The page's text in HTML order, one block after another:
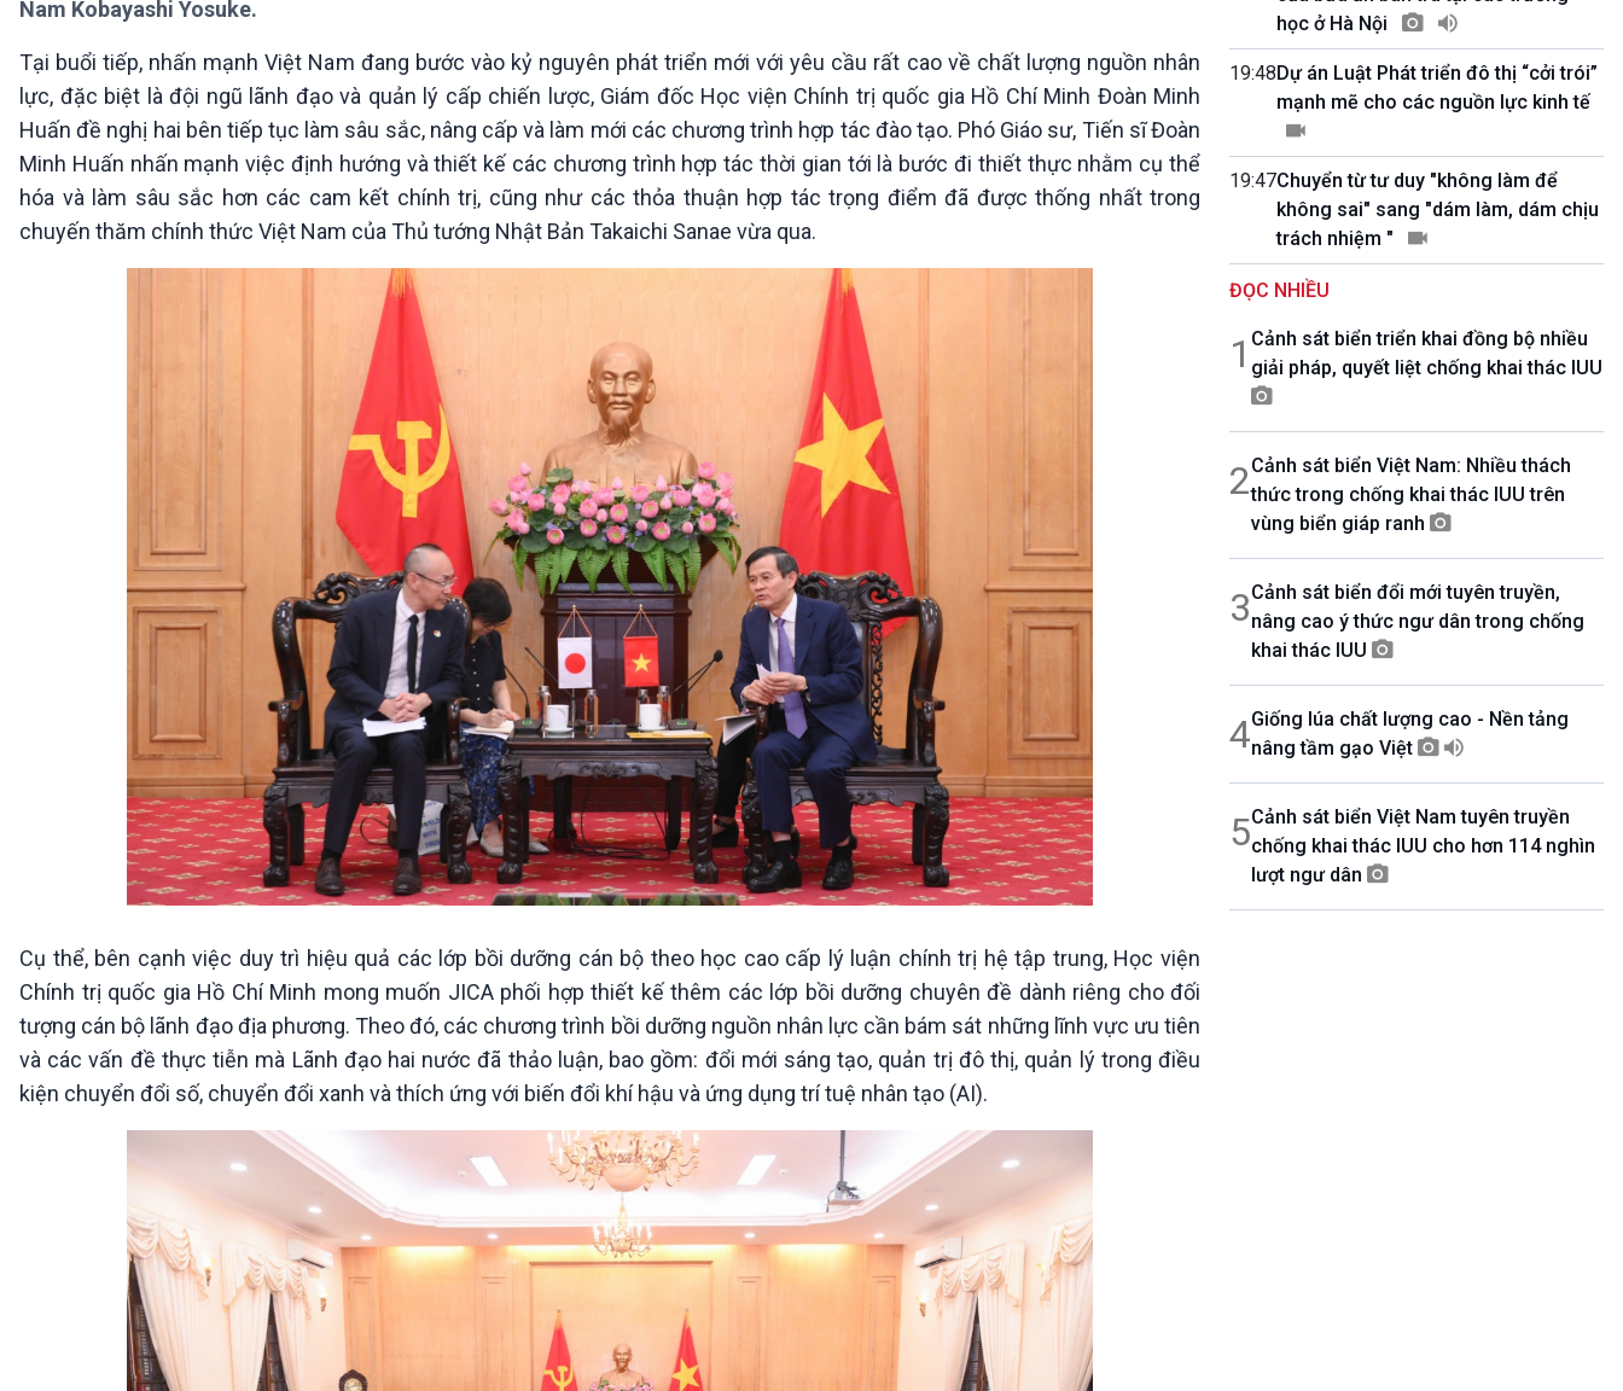
360 độ Sức khỏe
Tài nguyên và Môi trường
Chuyên gia của bạn
Xã hội chuyển động
Bước chân đến trường
khí hậu
E-Magazine
10 phút Sự kiện - Luận bàn
Câu chuyện thời sự
Dòng chảy sự kiện
Đối thoại
Chuyện đêm
VOV1 đặc biệt
Thanh âm ký sự
Chân dung cuộc sống
Nam Kobayashi Yosuke.
Tại buổi tiếp, nhấn mạnh Việt Nam đang bước vào kỷ nguyên phát triển mới với yêu cầu rất cao về chất lượng nguồn nhân
lực, đặc biệt là đội ngũ lãnh đạo và quản lý cấp chiến lược, Giám đốc Học viện Chính trị quốc gia Hồ Chí Minh Đoàn Minh
Huấn đề nghị hai bên tiếp tục làm sâu sắc, nâng cấp và làm mới các chương trình hợp tác đào tạo. Phó Giáo sư, Tiến sĩ Đoàn
Minh Huấn nhấn mạnh việc định hướng và thiết kế các chương trình hợp tác thời gian tới là bước đi thiết thực nhằm cụ thể
hóa và làm sâu sắc hơn các cam kết chính trị, cũng như các thỏa thuận hợp tác trọng điểm đã được thống nhất trong
chuyến thăm chính thức Việt Nam của Thủ tướng Nhật Bản Takaichi Sanae vừa qua.
Cụ thể, bên cạnh việc duy trì hiệu quả các lớp bồi dưỡng cán bộ theo học cao cấp lý luận chính trị hệ tập trung, Học viện
Chính trị quốc gia Hồ Chí Minh mong muốn JICA phối hợp thiết kế thêm các lớp bồi dưỡng chuyên đề dành riêng cho đối
tượng cán bộ lãnh đạo địa phương. Theo đó, các chương trình bồi dưỡng nguồn nhân lực cần bám sát những lĩnh vực ưu tiên
và các vấn đề thực tiễn mà Lãnh đạo hai nước đã thảo luận, bao gồm: đổi mới sáng tạo, quản trị đô thị, quản lý trong điều
kiện chuyển đổi số, chuyển đổi xanh và thích ứng với biến đổi khí hậu và ứng dụng trí tuệ nhân tạo (AI).
học ở Hà Nội
19:48Dự án Luật Phát triển đô thị “cởi trói”
mạnh mẽ cho các nguồn lực kinh tế
19:47Chuyển từ tư duy "không làm để
không sai" sang "dám làm, dám chịu
trách nhiệm "
ĐỌC NHIỀU
1 Cảnh sát biển triển khai đồng bộ nhiều
giải pháp, quyết liệt chống khai thác IUU
2Cảnh sát biển Việt Nam: Nhiều thách
thức trong chống khai thác IUU trên
vùng biển giáp ranh
3Cảnh sát biển đổi mới tuyên truyền,
nâng cao ý thức ngư dân trong chống
khai thác IUU
4Giống lúa chất lượng cao - Nền tảng
nâng tầm gạo Việt
5Cảnh sát biển Việt Nam tuyên truyền
chống khai thác IUU cho hơn 114 nghìn
lượt ngư dân